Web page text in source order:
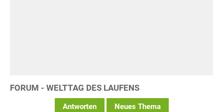
FORUM - WELTTAG DES LAUFENS
Antworten Neues Thema